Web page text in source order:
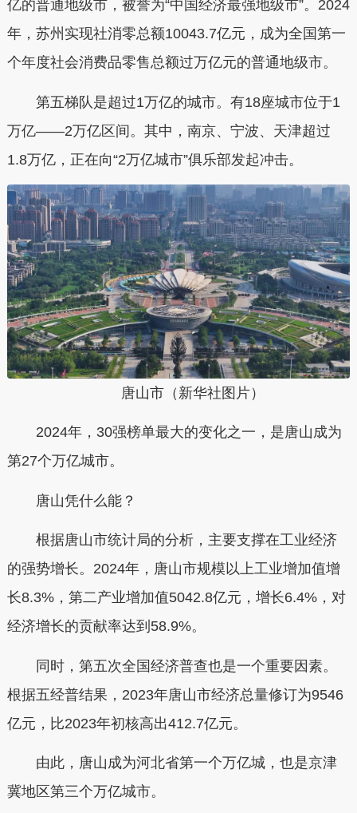
亿的普通地级市，被誉为“中国经济最强地级市”。 2024
年，苏州实现社消零总额10043.7亿元，成为全国第一
个年度社会消费品零售总额过万亿元的普通地级市。
第五梯队是超过1万亿的城市。有18座城市位于1
万亿——2万亿区间。其中，南京、宁波、天津超过
1.8万亿，正在向“2万亿城市”俱乐部发起冲击。
唐山市（新华社图片）
2024年，30强榜单最大的变化之一， 是唐山成为
第27个万亿城市。
唐山凭什么能？
根据唐山市统计局的分析， 主要支撑在工业经济
的强势增长。 2024年，唐山市规模以上工业增加值增
长8.3%，第二产业增加值5042.8亿元，增长6.4%，对
经济增长的贡献率达到58.9%。
同时，第五次全国经济普查也是一个重要因素。
根据五经普结果，2023年唐山市经济总量修订为9546
亿元，比2023年初核高出412.7亿元。
由此， 唐山成为河北省第一个万亿城，也是京津
冀地区第三个万亿城市。